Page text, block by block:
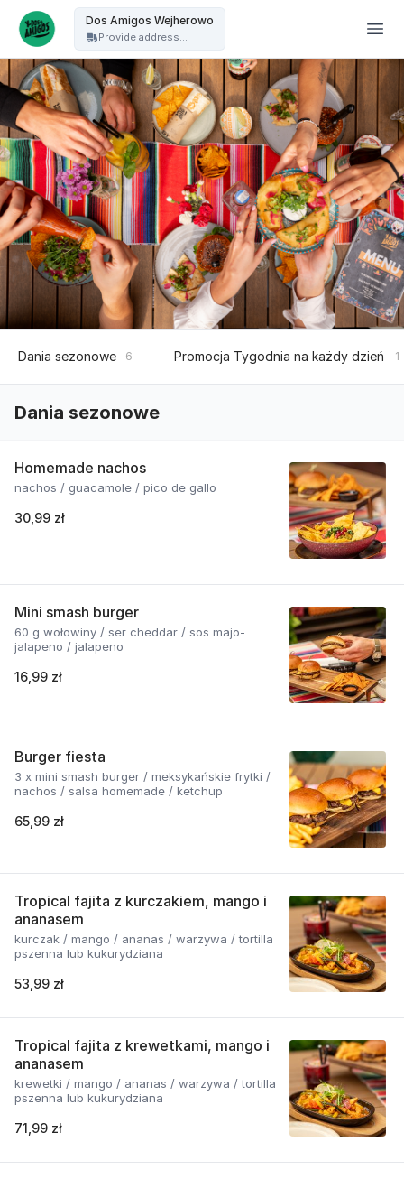
Dos Amigos Wejherowo
Provide address...
Dania sezonowe 6 Promocja Tygodnia na każdy dzień 1
Dania sezonowe
Homemade nachos
nachos / guacamole / pico de gallo
30,99 zł
Mini smash burger
60 g wołowiny / ser cheddar / sos majo-
jalapeno / jalapeno
16,99 zł
Burger fiesta
3 x mini smash burger / meksykańskie frytki /
nachos / salsa homemade / ketchup
65,99 zł
Tropical fajita z kurczakiem, mango i
ananasem
kurczak / mango / ananas / warzywa / tortilla
pszenna lub kukurydziana
53,99 zł
Tropical fajita z krewetkami, mango i
ananasem
krewetki / mango / ananas / warzywa / tortilla
pszenna lub kukurydziana
71,99 zł